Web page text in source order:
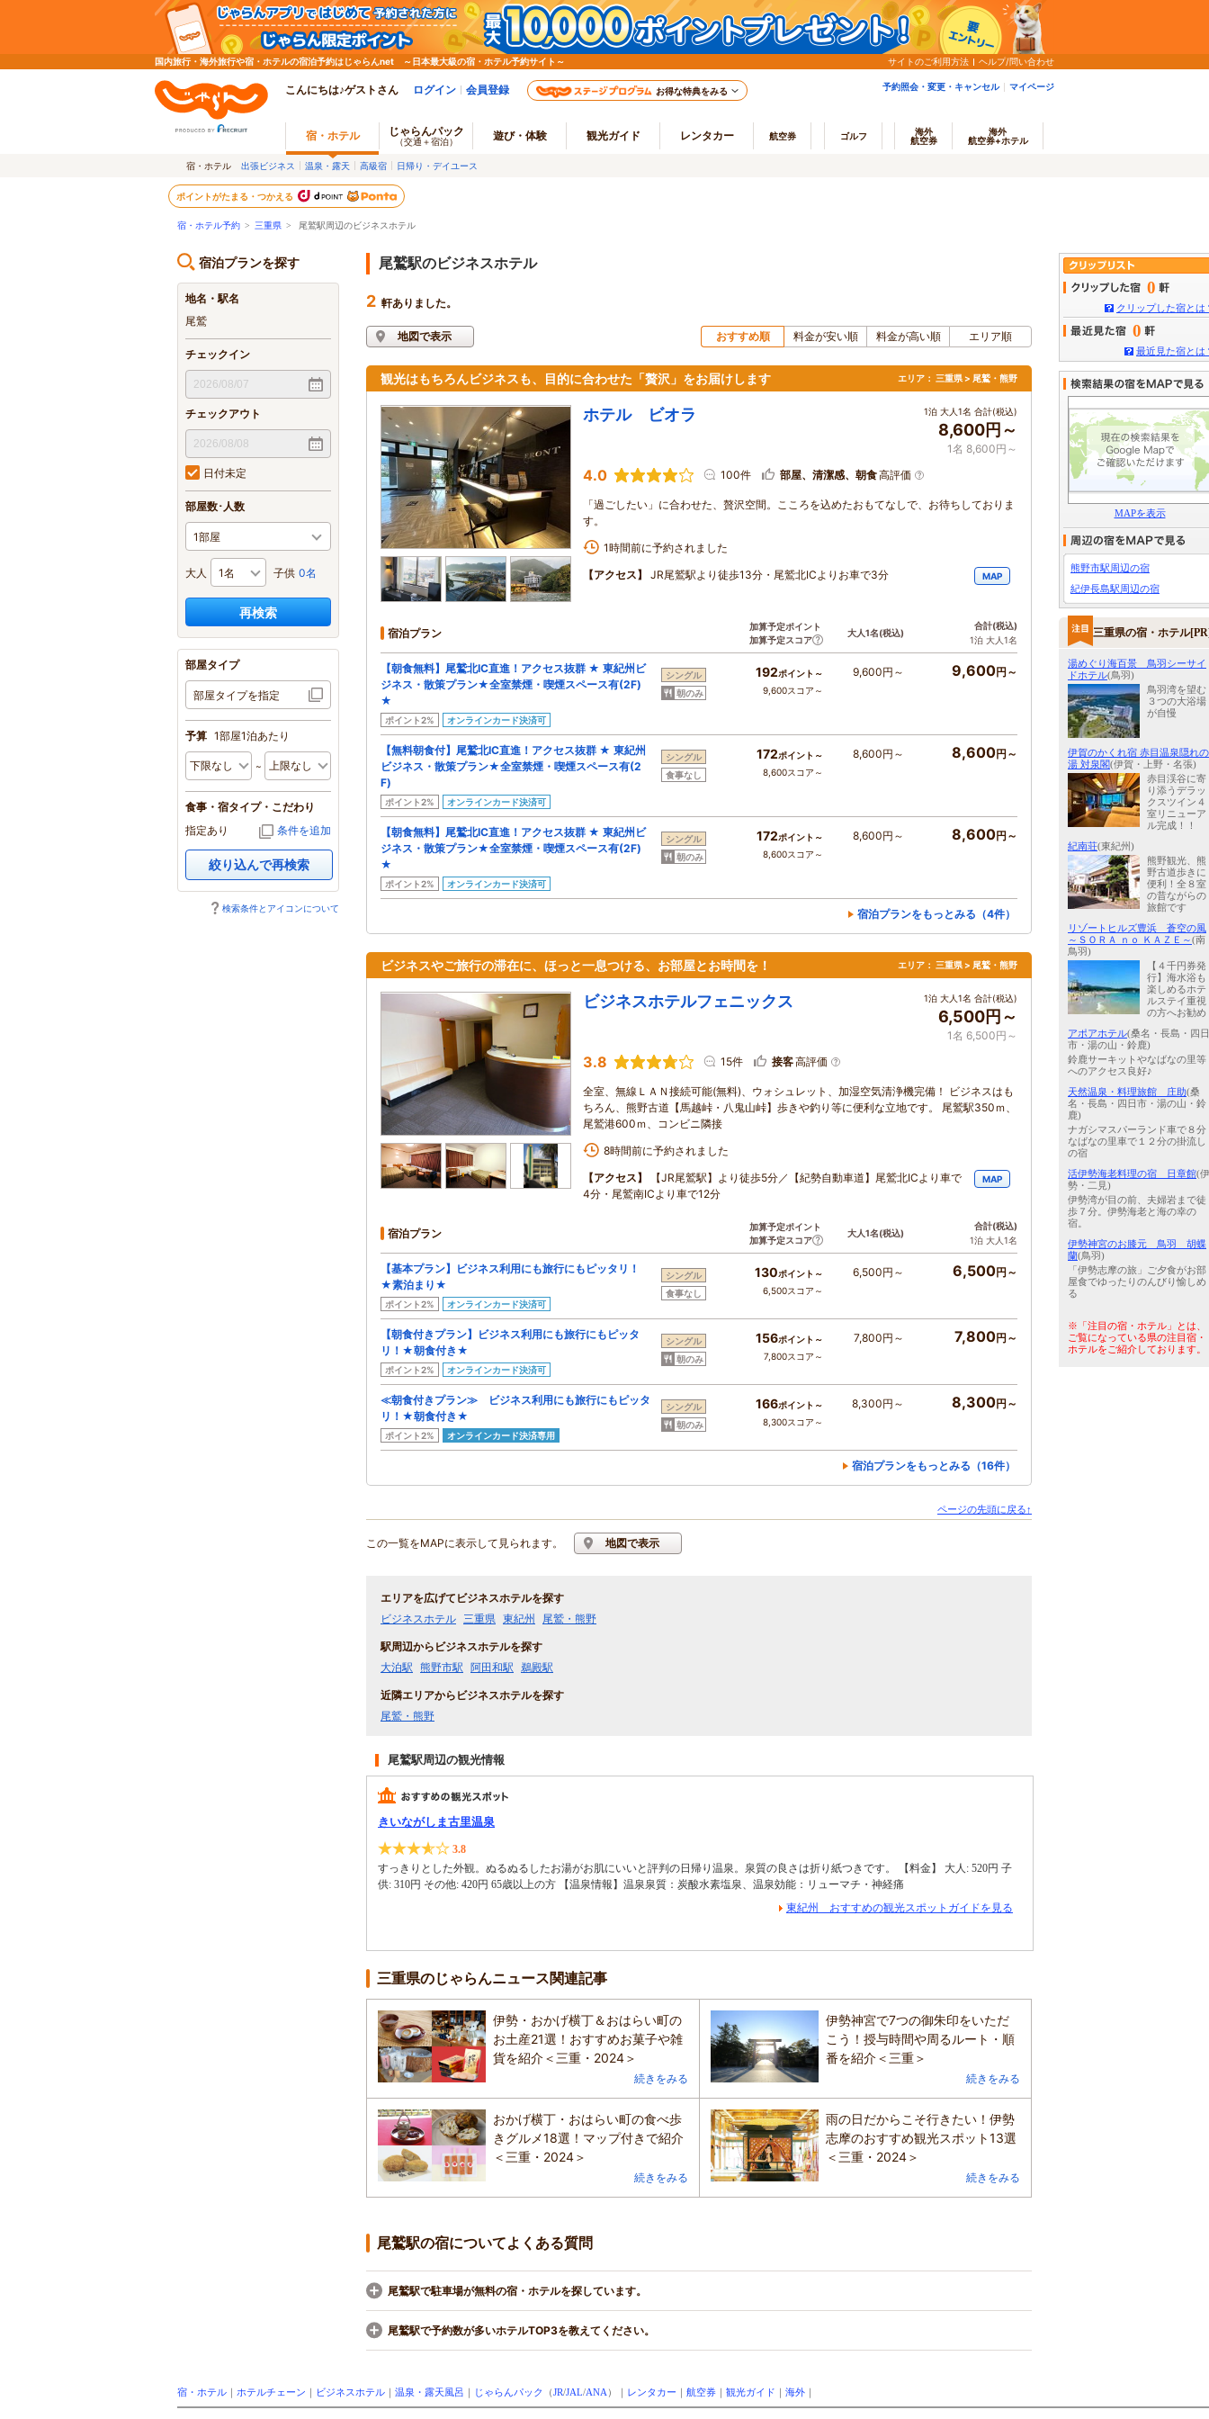
国内旅行・海外旅行や宿・ホテルの宿泊予約はじゃらんnet ～日本最大級の宿・ホテル予約サイト～ サイトのご利用方法 ヘルプ/問い合わせ
こんにちは♪ゲストさん ログイン 会員登録 お得な特典をみる 予約照会・変更・キャンセル マイページ
宿・ホテル じゃらんパック
（交通＋宿泊） 遊び・体験 観光ガイド レンタカー 航空券 ゴルフ
海外
航空券
海外
航空券+ホテル
宿・ホテル 出張ビジネス 温泉・露天 高級宿 日帰り・デイユース
ポイントがたまる・つかえる
宿・ホテル予約 > 三重県 > 尾鷲駅周辺のビジネスホテル
宿泊プランを探す
地名・駅名
尾鷲
チェックイン
チェックアウト
日付未定
部屋数･人数
大人 子供 0名
再検索
部屋タイプ
部屋タイプを指定
予算 1部屋1泊あたり
食事・宿タイプ・こだわり
指定あり
条件を追加
絞り込んで再検索
検索条件とアイコンについて
尾鷲駅のビジネスホテル
2 軒ありました。
地図で表示 おすすめ順 料金が安い順 料金が高い順 エリア順
観光はもちろんビジネスも、目的に合わせた「贅沢」をお届けします エリア： 三重県 > 尾鷲・熊野
ホテル ビオラ 1泊 大人1名 合計(税込)
8,600円～
1名 8,600円～
4.0 100件 部屋、清潔感、朝食高評価
「過ごしたい」に合わせた、贅沢空間。こころを込めたおもてなしで、お待ちしておりま
す。
1時間前に予約されました
【アクセス】
JR尾鷲駅より徒歩13分・尾鷲北ICよりお車で3分 MAP
宿泊プラン
加算予定ポイント
加算予定スコア
大人1名(税込)
合計(税込)
1泊 大人1名
【朝食無料】尾鷲北IC直進！アクセス抜群 ★ 東紀州ビ
ジネス・散策プラン★全室禁煙・喫煙スペース有(2F)
★
ポイント2% オンラインカード決済可
シングル
朝のみ
192ポイント～
9,600スコア～
9,600円～ 9,600円～
【無料朝食付】尾鷲北IC直進！アクセス抜群 ★ 東紀州
ビジネス・散策プラン★全室禁煙・喫煙スペース有(2
F)
ポイント2% オンラインカード決済可
シングル
食事なし
172ポイント～
8,600スコア～
8,600円～ 8,600円～
【朝食無料】尾鷲北IC直進！アクセス抜群 ★ 東紀州ビ
ジネス・散策プラン★全室禁煙・喫煙スペース有(2F)
★
ポイント2% オンラインカード決済可
シングル
朝のみ
172ポイント～
8,600スコア～
8,600円～ 8,600円～
宿泊プランをもっとみる（4件）
ビジネスやご旅行の滞在に、ほっと一息つける、お部屋とお時間を！ エリア： 三重県 > 尾鷲・熊野
ビジネスホテルフェニックス 1泊 大人1名 合計(税込)
6,500円～
1名 6,500円～
3.8 15件 接客高評価
全室、無線ＬＡＮ接続可能(無料)、ウォシュレット、加湿空気清浄機完備！ ビジネスはも
ちろん、熊野古道【馬越峠・八鬼山峠】歩きや釣り等に便利な立地です。 尾鷲駅350ｍ、
尾鷲港600ｍ、コンビニ隣接
8時間前に予約されました
【アクセス】
【JR尾鷲駅】より徒歩5分／【紀勢自動車道】尾鷲北ICより車で
4分・尾鷲南ICより車で12分
MAP
宿泊プラン
加算予定ポイント
加算予定スコア
大人1名(税込)
合計(税込)
1泊 大人1名
【基本プラン】ビジネス利用にも旅行にもピッタリ！
★素泊まり★
ポイント2% オンラインカード決済可
シングル
食事なし
130ポイント～
6,500スコア～
6,500円～ 6,500円～
【朝食付きプラン】ビジネス利用にも旅行にもピッタ
リ！★朝食付き★
ポイント2% オンラインカード決済可
シングル
朝のみ
156ポイント～
7,800スコア～
7,800円～ 7,800円～
≪朝食付きプラン≫ ビジネス利用にも旅行にもピッタ
リ！★朝食付き★
ポイント2% オンラインカード決済専用
シングル
朝のみ
166ポイント～
8,300スコア～
8,300円～ 8,300円～
宿泊プランをもっとみる（16件）
ページの先頭に戻る↑
この一覧をMAPに表示して見られます。 地図で表示
エリアを広げてビジネスホテルを探す
ビジネスホテル 三重県 東紀州 尾鷲・熊野
駅周辺からビジネスホテルを探す
大泊駅 熊野市駅 阿田和駅 鵜殿駅
近隣エリアからビジネスホテルを探す
尾鷲・熊野
尾鷲駅周辺の観光情報
きいながしま古里温泉
3.8
すっきりとした外観。ぬるぬるしたお湯がお肌にいいと評判の日帰り温泉。泉質の良さは折り紙つきです。 【料金】 大人: 520円 子
供: 310円 その他: 420円 65歳以上の方 【温泉情報】温泉泉質：炭酸水素塩泉、温泉効能：リューマチ・神経痛
東紀州 おすすめの観光スポットガイドを見る
三重県のじゃらんニュース関連記事
伊勢・おかげ横丁＆おはらい町の
お土産21選！おすすめお菓子や雑
貨を紹介＜三重・2024＞
続きをみる
伊勢神宮で7つの御朱印をいただ
こう！授与時間や周るルート・順
番を紹介＜三重＞
続きをみる
おかげ横丁・おはらい町の食べ歩
きグルメ18選！マップ付きで紹介
＜三重・2024＞
続きをみる
雨の日だからこそ行きたい！伊勢
志摩のおすすめ観光スポット13選
＜三重・2024＞
続きをみる
尾鷲駅の宿についてよくある質問
尾鷲駅で駐車場が無料の宿・ホテルを探しています。
尾鷲駅で予約数が多いホテルTOP3を教えてください。
0
クリップした宿とは
0
最近見た宿とは
MAPを表示
熊野市駅周辺の宿
紀伊長島駅周辺の宿
三重県の宿・ホテル
湯めぐり海百景 鳥羽シーサイ
ドホテル(鳥羽)
鳥羽湾を望む
３つの大浴場
が自慢
伊賀のかくれ宿 赤目温泉隠れの
湯 対泉閣(伊賀・上野・名張)
赤目渓谷に寄
り添うデラッ
クスツイン４
室リニューア
ル完成！！
紀南荘(東紀州)
熊野観光、熊
野古道歩きに
便利！全８室
の昔ながらの
旅館です
リゾートヒルズ豊浜 蒼空の風
～ＳＯＲＡ ｎｏ ＫＡＺＥ～(南
鳥羽)
【４千円券発
行】海水浴も
楽しめるホテ
ルステイ重視
の方へお勧め
アポアホテル(桑名・長島・四日
市・湯の山・鈴鹿)
鈴鹿サーキットやなばなの里等
へのアクセス良好♪
天然温泉・料理旅館 庄助(桑
名・長島・四日市・湯の山・鈴
鹿)
ナガシマスパーランド車で８分
なばなの里車で１２分の掛流し
の宿
活伊勢海老料理の宿 日章館(伊
勢・二見)
伊勢湾が目の前、夫婦岩まで徒
歩７分。伊勢海老と海の幸の
宿。
伊勢神宮のお膝元 鳥羽 胡蝶
蘭(鳥羽)
「伊勢志摩の旅」ご夕食がお部
屋食でゆったりのんびり愉しめ
る
※「注目の宿・ホテル」とは、
ご覧になっている県の注目宿・
ホテルをご紹介しております。
宿・ホテル ホテルチェーン ビジネスホテル 温泉・露天風呂 じゃらんパック （JR/JAL/ANA ）｜ レンタカー 航空券 観光ガイド 海外